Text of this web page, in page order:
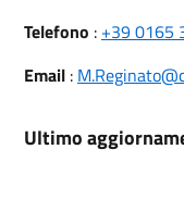
Telefono : +39 0165
Email:
Ultimo